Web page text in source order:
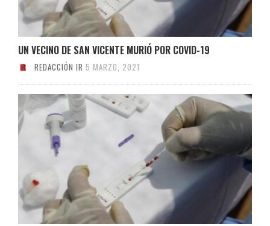
UN VECINO DE SAN VICENTE MURIÓ POR COVID-19
REDACCIÓN IR 5 MARZO, 2021